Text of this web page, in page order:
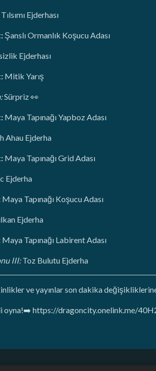
Ejderhası
Şanslı Ormanlık Koşucu Adası
Ejderhası
Mitik Yarış
Sürpriz 👀
Maya Tapınağı Yapboz Adası
Ahau Ejderha
Maya Tapınağı Grid Adası
Ejderha
Maya Tapınağı Koşucu Adası
Ejderha
Maya Tapınağı Labirent Adası
III:Toz Bulutu Ejderha
ve yayınlar son dakika
oyna!➡️ https://dragoncity.onelink.me/